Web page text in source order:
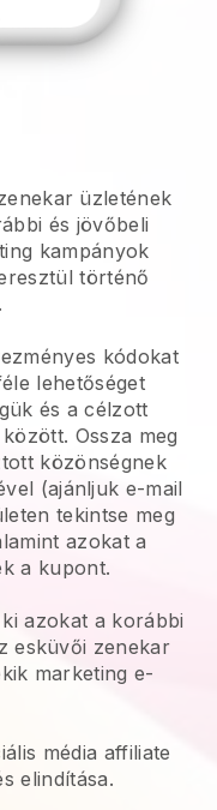
üzletének
és jövőbeli
kampányok
történő
kódokat
lehetőséget
és a célzott
Ossza meg
közönségnek
(ajánljuk e-mail
tekintse meg
azokat a
a kupont.
ki azokat a korábbi
esküvői zenekar
marketing e-
média affiliate
elindítása.